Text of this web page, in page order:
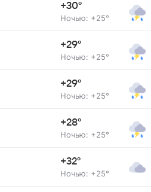
+30°
Ночью: +25°
+29°
Ночью: +25°
+29°
Ночью: +25°
+28°
Ночью: +25°
+32°
Ночью: +25°